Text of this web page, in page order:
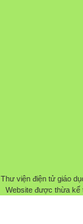
Thư viện điện tử giáo
Website được thừa